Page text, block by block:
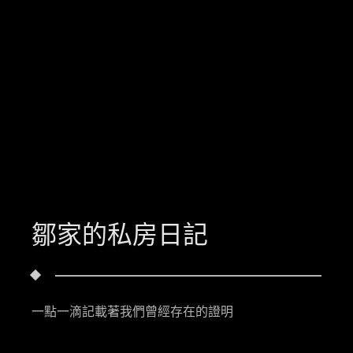
鄒家的私房日記
一點一滴記載著我們曾經存在的證明